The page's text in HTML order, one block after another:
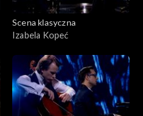
Scena klasyczna
Izabela Kopeć